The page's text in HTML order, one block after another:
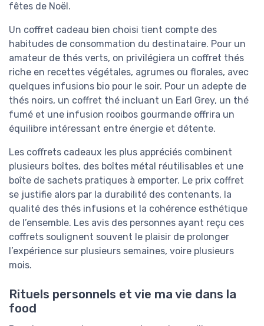
fêtes de Noël.
Un coffret cadeau bien choisi tient compte des
habitudes de consommation du destinataire. Pour un
amateur de thés verts, on privilégiera un coffret thés
riche en recettes végétales, agrumes ou florales, avec
quelques infusions bio pour le soir. Pour un adepte de
thés noirs, un coffret thé incluant un Earl Grey, un thé
fumé et une infusion rooibos gourmande offrira un
équilibre intéressant entre énergie et détente.
Les coffrets cadeaux les plus appréciés combinent
plusieurs boîtes, des boîtes métal réutilisables et une
boîte de sachets pratiques à emporter. Le prix coffret
se justifie alors par la durabilité des contenants, la
qualité des thés infusions et la cohérence esthétique
de l’ensemble. Les avis des personnes ayant reçu ces
coffrets soulignent souvent le plaisir de prolonger
l’expérience sur plusieurs semaines, voire plusieurs
mois.
Rituels personnels et vie ma vie dans la
food